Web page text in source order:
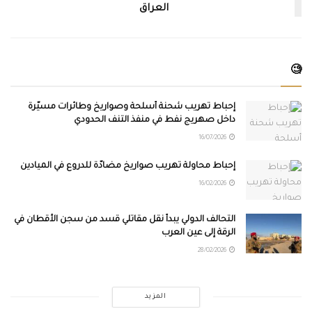
العراق
🧐
إحباط تهريب شحنة أسلحة وصواريخ وطائرات مسيّرة
داخل صهريج نفط في منفذ التنف الحدودي
إحباط محاولة تهريب صواريخ مضادّة للدروع في الميادين
التحالف الدولي يبدأ نقل مقاتلي قسد من سجن الأقطان في
الرقة إلى عين العرب
المزيد